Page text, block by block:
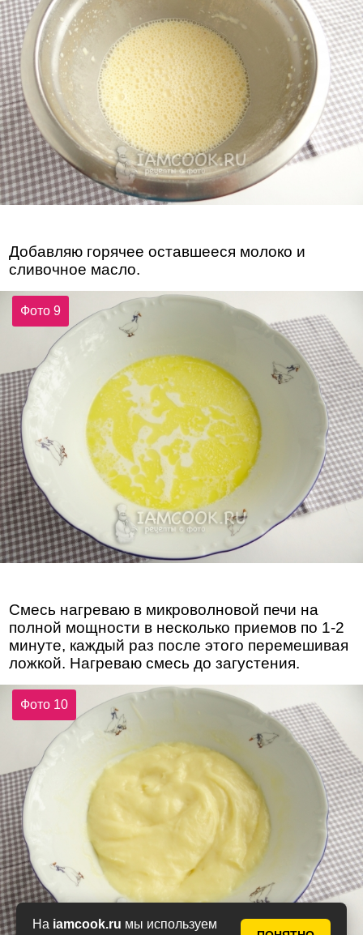
На iamcook.ru мы используем
Добавляю горячее оставшееся молоко и
сливочное масло.
Фото 9
Смесь нагреваю в микроволновой печи на
полной мощности в несколько приемов по 1-2
минуте, каждый раз после этого перемешивая
ложкой. Нагреваю смесь до загустения.
Фото 10